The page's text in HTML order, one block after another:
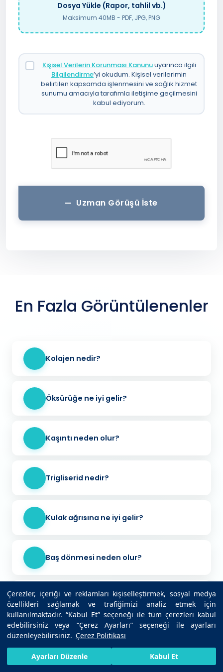
Çerezler, içeriği ve reklamları kişiselleştirmek, sosyal medya
özellikleri sağlamak ve trafiğimizi analiz etmek için
kullanılmaktadır. “Kabul Et” seçeneği ile tüm çerezleri kabul
edebilirsiniz veya “Çerez Ayarları” seçeneği ile ayarları
düzenleyebilirsiniz. Çerez Politikası
Ayarları Düzenle Kabul Et
Dosya Yükle (Rapor, tahlil vb.)
Maksimum 40MB - PDF, JPG, PNG
Kişisel Verilerin Korunması Kanunuuyarınca ilgili
Bilgilendirme’yi okudum. Kişisel verilerimin
belirtilen kapsamda işlenmesini ve sağlık hizmet
sunumu amacıyla tarafımla iletişime geçilmesini
kabul ediyorum.
Uzman Görüşü İste
En Fazla Görüntülenenler
Kolajen nedir?
Öksürüğe ne iyi gelir?
Kaşıntı neden olur?
Trigliserid nedir?
Kulak ağrısına ne iyi gelir?
Baş dönmesi neden olur?
İnfluenza nedir?
Şeker hastalığının ilk belirtisi nedir?
HIZLI RANDEVU AL BIZE ULAŞIN